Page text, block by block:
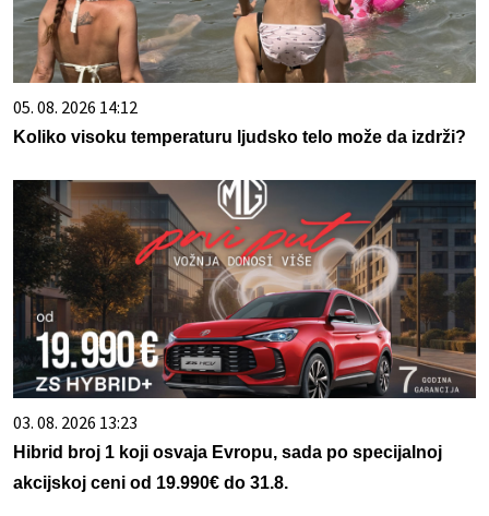
05. 08. 2026 14:12
Koliko visoku temperaturu ljudsko telo može da izdrži?
03. 08. 2026 13:23
Hibrid broj 1 koji osvaja Evropu, sada po specijalnoj
akcijskoj ceni od 19.990€ do 31.8.